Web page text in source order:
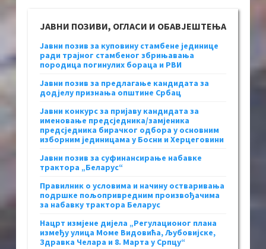
ЈАВНИ ПОЗИВИ, ОГЛАСИ И ОБАВЈЕШТЕЊА
Јавни позив за куповину стамбене јединице
ради трајног стамбеног збрињавања
породица погинулих бораца и РВИ
Јавни позив за предлагање кандидата за
додјелу признања општине Србац
Јавни конкурс за пријаву кандидата за
именовање предсједника/замјеника
предсједника бирачког одбора у основним
изборним јединицама у Босни и Херцеговини
Јавни позив за суфинансирање набавке
трактора „Беларус“
Правилник о условима и начину остваривања
подршке пољопривредним произвођачима
за набавку трактора Беларус
Нацрт измјене дијела „Регулационог плана
између улица Моме Видовића, Љубовијске,
Здравка Челара и 8. Марта у Српцу“